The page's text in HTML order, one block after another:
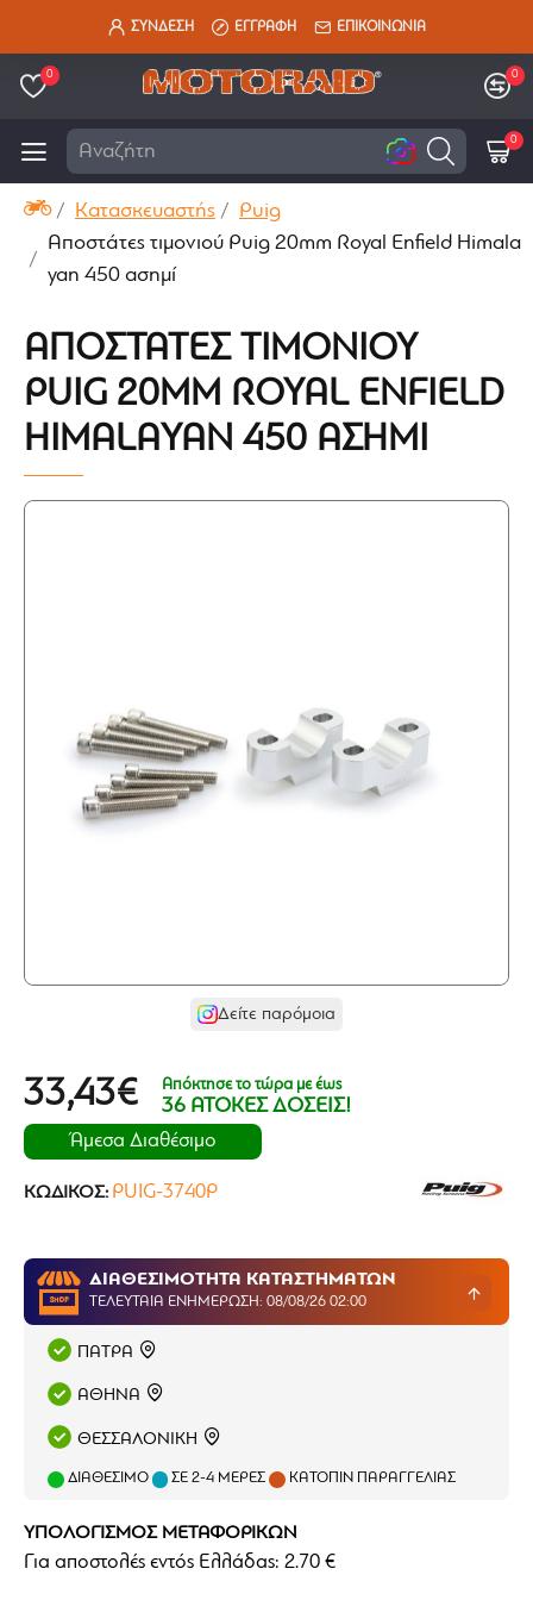
ΣΥΝΔΕΣΗ ΕΓΓΡΑΦΗ ΕΠΙΚΟΙΝΩΝΙΑ
0 0
Αναζήτηση ε
0
Κατασκευαστής
Puig
Αποστάτες τιμονιού Puig 20mm Royal Enfield Himala
yan 450 ασημί
ΑΠΟΣΤΆΤΕΣ ΤΙΜΟΝΙΟΎ
PUIG 20MM ROYAL ENFIELD
HIMALAYAN 450 ΑΣΗΜΊ
Δείτε παρόμοια
33,43€ Απόκτησε το τώρα με έως
36 ΑΤΟΚΕΣ ΔΟΣΕΙΣ!
Άμεσα Διαθέσιμο
ΚΩΔΙΚΌΣ: PUIG-3740P
ΔΙΑΘΕΣΙΜΟΤΗΤΑ ΚΑΤΑΣΤΗΜΑΤΩΝ
ΤΕΛΕΥΤΑΊΑ ΕΝΗΜΈΡΩΣΗ: 08/08/26 02:00
ΠΑΤΡΑ
ΑΘΗΝΑ
ΘΕΣΣΑΛΟΝΙΚΗ
ΔΙΑΘΈΣΙΜΟ ΣΕ 2-4 ΜΈΡΕΣ ΚΑΤΌΠΙΝ ΠΑΡΑΓΓΕΛΊΑΣ
ΥΠΟΛΟΓΙΣΜΟΣ ΜΕΤΑΦΟΡΙΚΩΝ
Για αποστολές εντός Ελλάδας: 2.70 €